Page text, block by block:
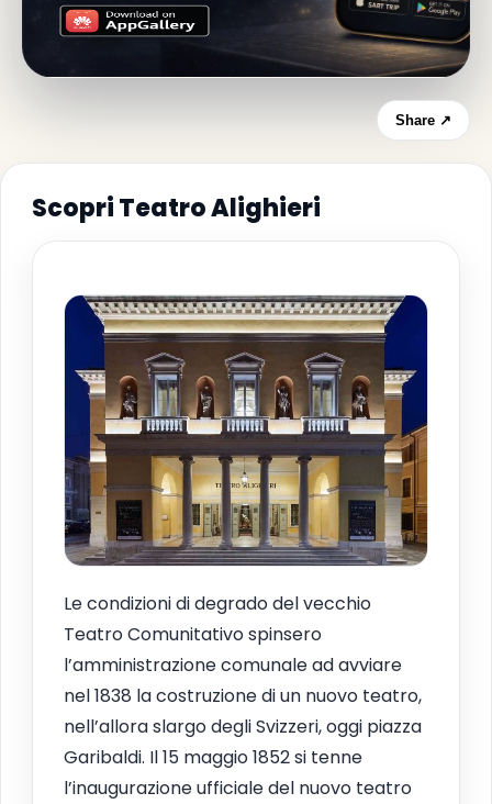
Share ↗
Scopri Teatro Alighieri
Le condizioni di degrado del vecchio
Teatro Comunitativo spinsero
l’amministrazione comunale ad avviare
nel 1838 la costruzione di un nuovo teatro,
nell’allora slargo degli Svizzeri, oggi piazza
Garibaldi. Il 15 maggio 1852 si tenne
l’inaugurazione ufficiale del nuovo teatro